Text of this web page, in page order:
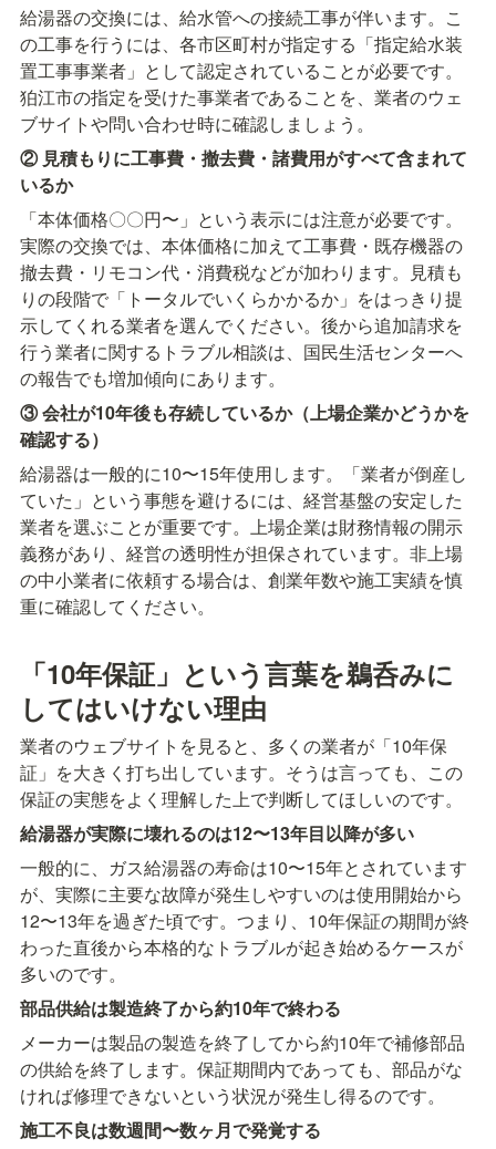
給湯器の交換には、給水管への接続工事が伴います。こ
の工事を行うには、各市区町村が指定する「指定給水装
置工事事業者」として認定されていることが必要です。
狛江市の指定を受けた事業者であることを、業者のウェ
ブサイトや問い合わせ時に確認しましょう。
② 見積もりに工事費・撤去費・諸費用がすべて含まれて
いるか
「本体価格〇〇円〜」という表示には注意が必要です。
実際の交換では、本体価格に加えて工事費・既存機器の
撤去費・リモコン代・消費税などが加わります。見積も
りの段階で「トータルでいくらかかるか」をはっきり提
示してくれる業者を選んでください。後から追加請求を
行う業者に関するトラブル相談は、国民生活センターへ
の報告でも増加傾向にあります。
③ 会社が10年後も存続しているか（上場企業かどうかを
確認する）
給湯器は一般的に10〜15年使用します。「業者が倒産し
ていた」という事態を避けるには、経営基盤の安定した
業者を選ぶことが重要です。上場企業は財務情報の開示
義務があり、経営の透明性が担保されています。非上場
の中小業者に依頼する場合は、創業年数や施工実績を慎
重に確認してください。
「10年保証」という言葉を鵜呑みに
してはいけない理由
業者のウェブサイトを見ると、多くの業者が「10年保
証」を大きく打ち出しています。そうは言っても、この
保証の実態をよく理解した上で判断してほしいのです。
給湯器が実際に壊れるのは12〜13年目以降が多い
一般的に、ガス給湯器の寿命は10〜15年とされています
が、実際に主要な故障が発生しやすいのは使用開始から
12〜13年を過ぎた頃です。つまり、10年保証の期間が終
わった直後から本格的なトラブルが起き始めるケースが
多いのです。
部品供給は製造終了から約10年で終わる
メーカーは製品の製造を終了してから約10年で補修部品
の供給を終了します。保証期間内であっても、部品がな
ければ修理できないという状況が発生し得るのです。
施工不良は数週間〜数ヶ月で発覚する